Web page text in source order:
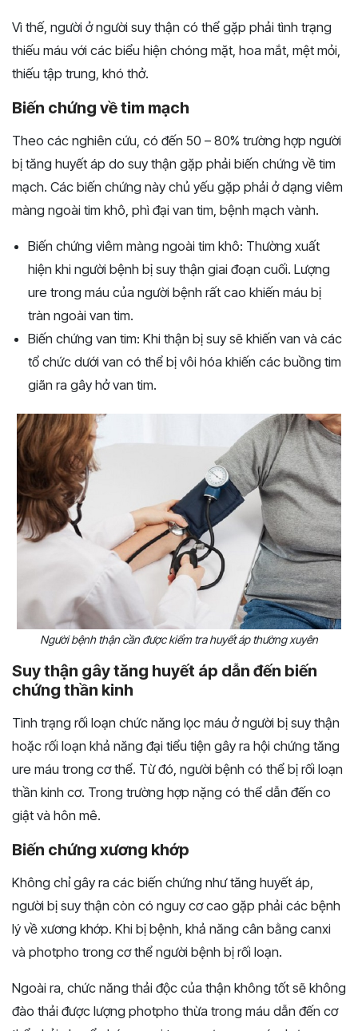
Vì thế, người ở người suy thận có thể gặp phải tình trạng
thiếu máu với các biểu hiện chóng mặt, hoa mắt, mệt mỏi,
thiếu tập trung, khó thở.
Biến chứng về tim mạch
Theo các nghiên cứu, có đến 50 – 80% trường hợp người
bị tăng huyết áp do suy thận gặp phải biến chứng về tim
mạch. Các biến chứng này chủ yếu gặp phải ở dạng viêm
màng ngoài tim khô, phì đại van tim, bệnh mạch vành.
Biến chứng viêm màng ngoài tim khô: Thường xuất
hiện khi người bệnh bị suy thận giai đoạn cuối. Lượng
ure trong máu của người bệnh rất cao khiến máu bị
tràn ngoài van tim.
Biến chứng van tim: Khi thận bị suy sẽ khiến van và các
tổ chức dưới van có thể bị vôi hóa khiến các buồng tim
giãn ra gây hở van tim.
Người bệnh thận cần được kiểm tra huyết áp thường xuyên
Suy thận gây tăng huyết áp dẫn đến biến
chứng thần kinh
Tình trạng rối loạn chức năng lọc máu ở người bị suy thận
hoặc rối loạn khả năng đại tiểu tiện gây ra hội chứng tăng
ure máu trong cơ thể. Từ đó, người bệnh có thể bị rối loạn
thần kinh cơ. Trong trường hợp nặng có thể dẫn đến co
giật và hôn mê.
Biến chứng xương khớp
Không chỉ gây ra các biến chứng như tăng huyết áp,
người bị suy thận còn có nguy cơ cao gặp phải các bệnh
lý về xương khớp. Khi bị bệnh, khả năng cân bằng canxi
và photpho trong cơ thể người bệnh bị rối loạn.
Ngoài ra, chức năng thải độc của thận không tốt sẽ không
đào thải được lượng photpho thừa trong máu dẫn đến cơ